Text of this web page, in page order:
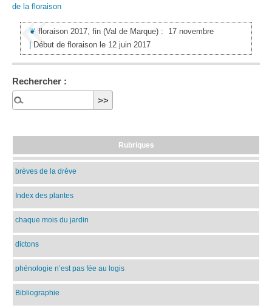
de la floraison
❦ floraison 2017, fin (Val de Marque): 17 novembre
Début de floraison le 12 juin 2017
Rechercher :
Rubriques
brèves de la drève
Index des plantes
chaque mois du jardin
dictons
phénologie n’est pas fée au logis
Bibliographie